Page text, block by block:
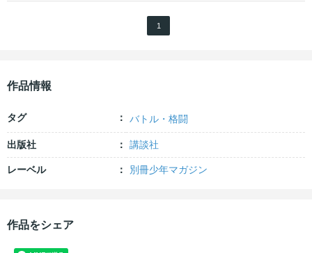
1
作品情報
タグ バトル・格闘
出版社 講談社
レーベル 別冊少年マガジン
作品をシェア